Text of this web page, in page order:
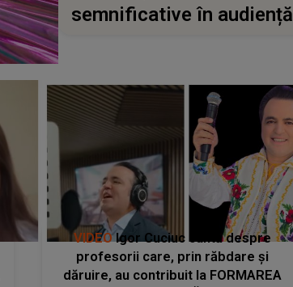
semnificative în audiență
VIDEOIgor Cuciuc cântă despre
profesorii care, prin răbdare și
dăruire, au contribuit la FORMAREA